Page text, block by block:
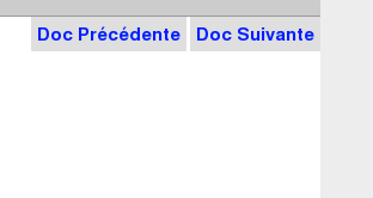
Doc Précédente Doc Suivante